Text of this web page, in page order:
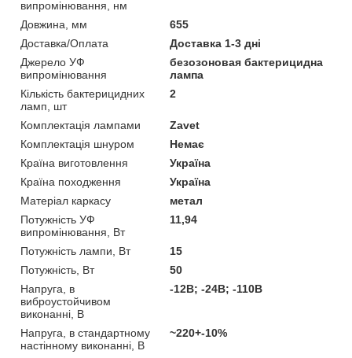
випромінювання, нм
Довжина, мм
655
Доставка/Оплата
Доставка 1-3 дні
Джерело УФ
випромінювання
безозоновая бактерицидна
лампа
Кількість бактерицидних
ламп, шт
2
Комплектація лампами
Zavet
Комплектація шнуром
Немає
Країна виготовлення
Україна
Країна походження
Україна
Матеріал каркасу
метал
Потужність УФ
випромінювання, Вт
11,94
Потужність лампи, Вт
15
Потужність, Вт
50
Напруга, в
виброустойчивом
виконанні, В
-12В; -24В; -110В
Напруга, в стандартному
настінному виконанні, В
~220+-10%